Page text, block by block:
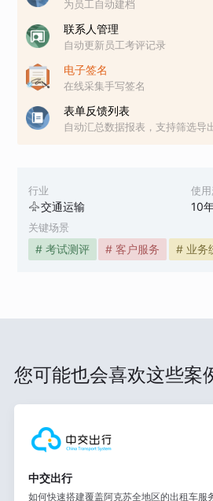
行业
交通运输
使
10
关键场景
# 考试测评 # 客户服务 # 业务
为员工自动建档
联系人管理
自动更新员工考评记录
电子签名
在线采集手写签名
表单反馈列表
自动汇总数据报表，支持筛选导
您可能也会喜欢这些案
中交出行
如何快速搭建覆盖阿克苏全地区的出租车服